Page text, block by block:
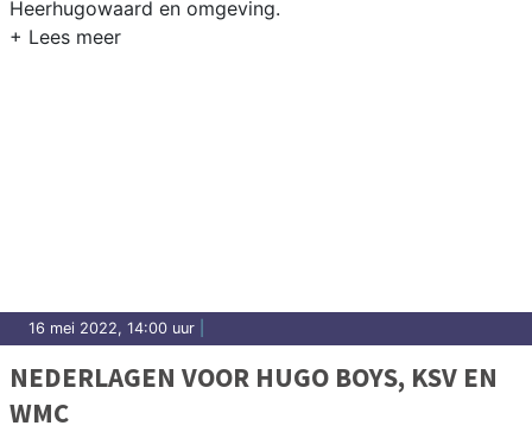
Heerhugowaard en omgeving.
16 mei 2022, 14:00 uur
NEDERLAGEN VOOR HUGO BOYS, KSV EN
WMC